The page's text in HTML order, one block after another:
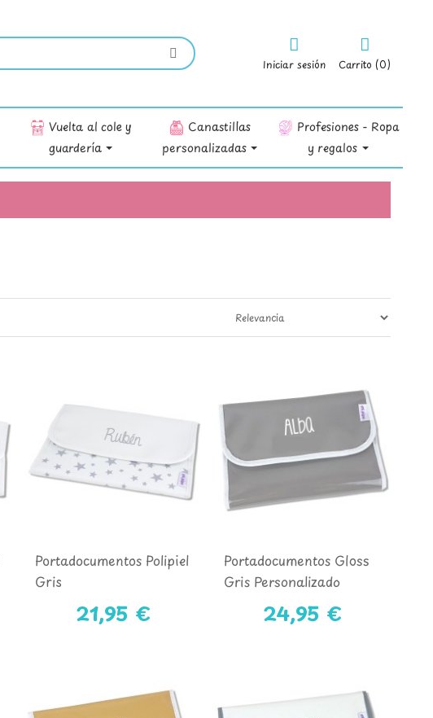
Iniciar sesión Carrito (0)
Vuelta al cole y
guardería
Canastillas
personalizadas
Profesiones - Ropa
y regalos
Portadocumentos Polipiel
Gris
21,95 €
Portadocumentos Gloss
Gris Personalizado
24,95 €